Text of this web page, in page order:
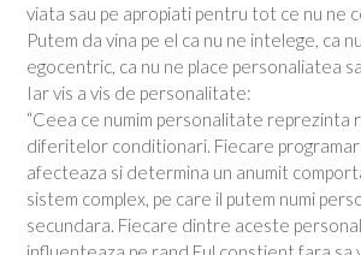
viata sau pe apropiati pentru tot ce nu ne
Putem da vina pe el ca nu ne intelege, ca
egocentric, ca nu ne place personaliatea
Iar vis a vis de personalitate:
“Ceea ce numim personalitate reprezinta
diferitelor conditionari. Fiecare
afecteaza si determina un anumit
sistem complex, pe care il putem numi
secundara. Fiecare dintre aceste